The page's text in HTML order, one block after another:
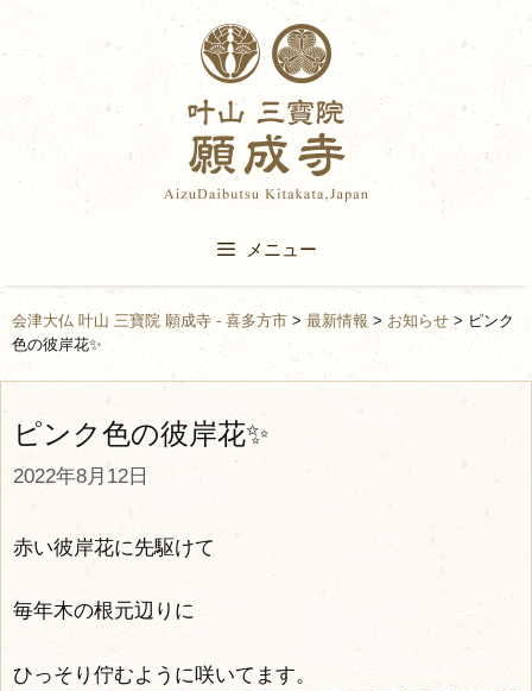
to
content
メニュー
会津大仏 叶山 三寶院 願成寺 - 喜多方市 > 最新情報 > お知らせ > ピンク
色の彼岸花✨
ピンク色の彼岸花✨
2022年8月12日
赤い彼岸花に先駆けて
毎年木の根元辺りに
ひっそり佇むように咲いてます。